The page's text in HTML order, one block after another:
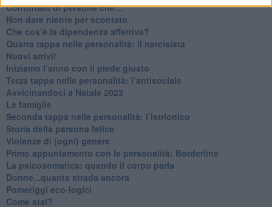
Contornati di persone che…
Non dare niente per scontato
Che cos’è la dipendenza affettiva?
Quarta tappa nelle personalità: il narcisista
​Nuovi arrivi!
​Iniziamo l’anno con il piede giusto
​Terza tappa nelle personalità: l’antisociale
​Avvicinandoci a Natale 2023
Le famiglie
Seconda tappa nelle personalità: l’istrionico
​Storia della persona felice
Violenze di (ogni) genere
​Primo appuntamento con le personalità: Borderline
La psicosomatica: quando il corpo parla
Donne...quanta strada ancora
​Pomeriggi eco-logici
​Come stai?